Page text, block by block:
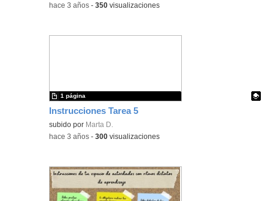
-hace 3 años -350 visualizaciones
Instrucciones Tarea 5
Contenido educativo.
subido por Marta D.
1 página
-hace 3 años -300 visualizaciones